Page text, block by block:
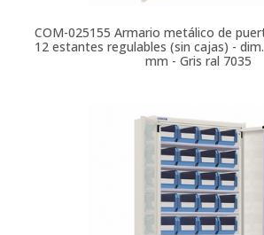
COM-025155 Armario metálico de
12 estantes regulables (sin cajas) -
mm - Gris ral 7035